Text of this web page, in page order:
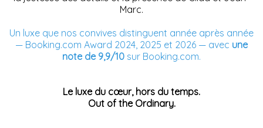
Marc.
Un luxe que nos convives distinguent année après année
— Booking.com Award 2024, 2025 et 2026 — avec une
note de 9,9/10 sur Booking.com.
Le luxe du cœur, hors du temps.
Out of the Ordinary.